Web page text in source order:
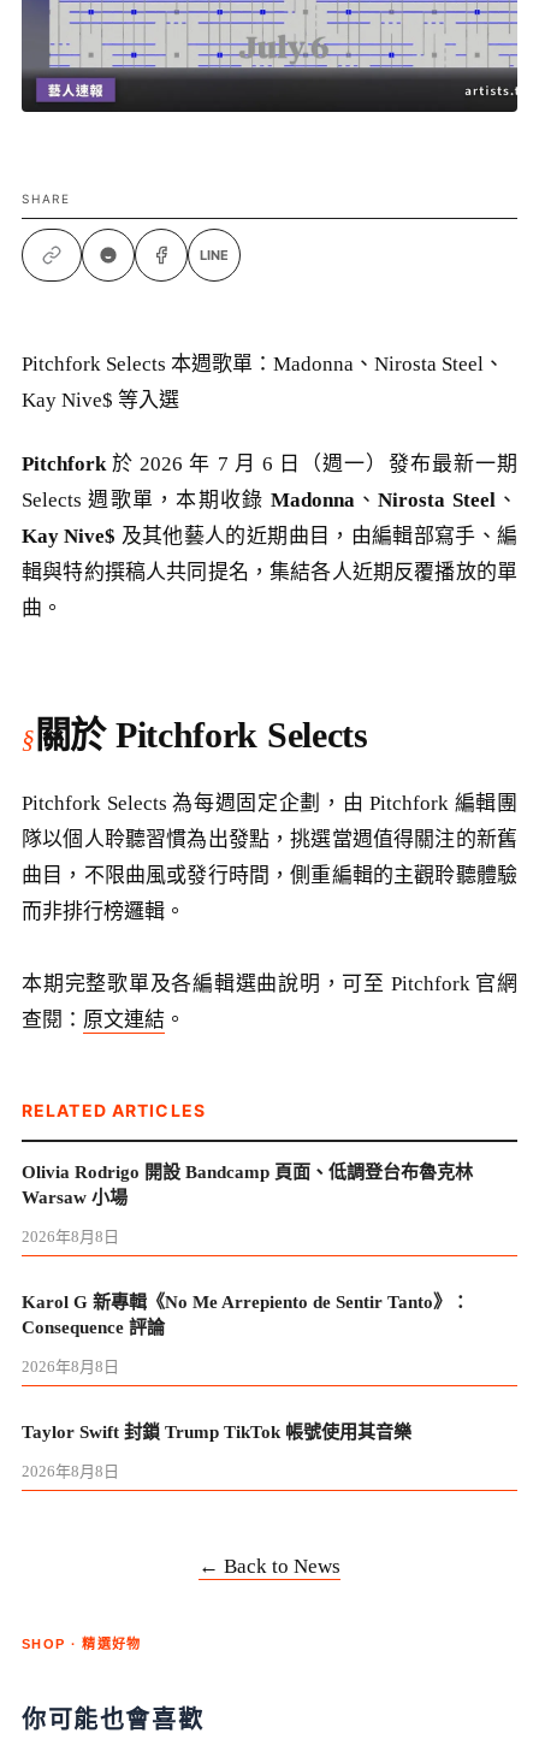
SHARE
LINE
Pitchfork Selects 本週歌單：Madonna、Nirosta Steel、
Kay Nive$ 等入選
Pitchfork於 2026 年 7 月 6 日（週一）發布最新一期
Selects 週歌單，本期收錄 Madonna、Nirosta Steel、
Kay Nive$ 及其他藝人的近期曲目，由編輯部寫手、編
輯與特約撰稿人共同提名，集結各人近期反覆播放的單
曲。
關於 Pitchfork Selects
Pitchfork Selects 為每週固定企劃，由 Pitchfork 編輯團
隊以個人聆聽習慣為出發點，挑選當週值得關注的新舊
曲目，不限曲風或發行時間，側重編輯的主觀聆聽體驗
而非排行榜邏輯。
本期完整歌單及各編輯選曲說明，可至 Pitchfork 官網
查閱： 原文連結 。
RELATED ARTICLES
Olivia Rodrigo 開設 Bandcamp 頁面、低調登台布魯克林
Warsaw 小場
2026年8月8日
Karol G 新專輯《No Me Arrepiento de Sentir Tanto》：
Consequence 評論
2026年8月8日
Taylor Swift 封鎖 Trump TikTok 帳號使用其音樂
2026年8月8日
← Back to News
SHOP · 精選好物
你可能也會喜歡